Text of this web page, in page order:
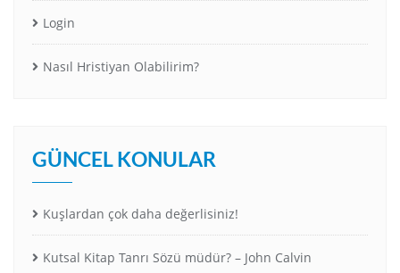
Login
Nasıl Hristiyan Olabilirim?
GÜNCEL KONULAR
Kuşlardan çok daha değerlisiniz!
Kutsal Kitap Tanrı Sözü müdür? – John Calvin